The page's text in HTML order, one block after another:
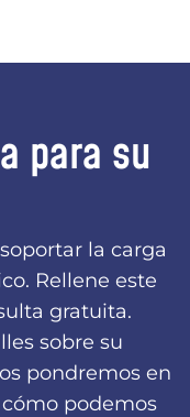
para su
la carga
Rellene este
gratuita.
sobre su
pondremos en
podemos